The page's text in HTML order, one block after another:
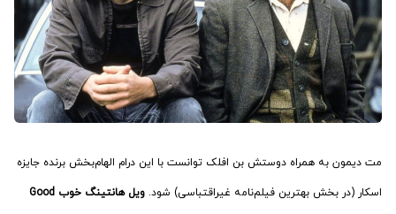
مت دیمون به همراه دوستش بن افلک توانست با این درام الهام‌بخش برنده جایزه
اسکار (در بخش بهترین فیلم‌نامه غیراقتباسی) شود. ویل هانتینگ خوب Good